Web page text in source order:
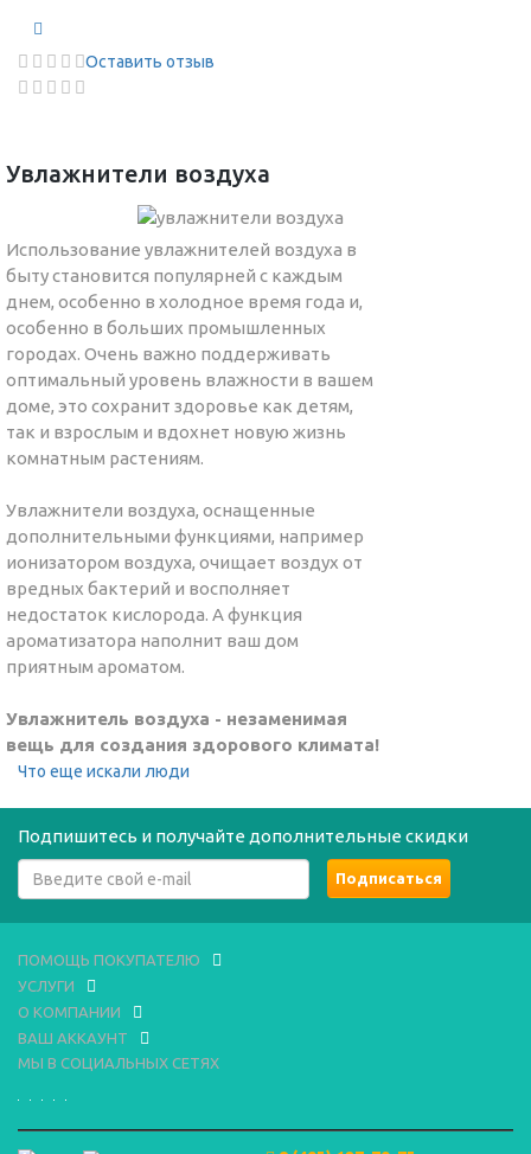
Оставить отзыв
Увлажнители воздуха
Использование увлажнителей воздуха в
быту становится популярней с каждым
днем, особенно в холодное время года и,
особенно в больших промышленных
городах. Очень важно поддерживать
оптимальный уровень влажности в вашем
доме, это сохранит здоровье как детям,
так и взрослым и вдохнет новую жизнь
комнатным растениям.
Увлажнители воздуха, оснащенные
дополнительными функциями, например
ионизатором воздуха, очищает воздух от
вредных бактерий и восполняет
недостаток кислорода. А функция
ароматизатора наполнит ваш дом
приятным ароматом.
Увлажнитель воздуха - незаменимая
вещь для создания здорового климата!
Что еще искали люди
Подпишитесь и получайте дополнительные скидки
ПОМОЩЬ ПОКУПАТЕЛЮ
УСЛУГИ
О КОМПАНИИ
ВАШ АККАУНТ
МЫ В СОЦИАЛЬНЫХ СЕТЯХ